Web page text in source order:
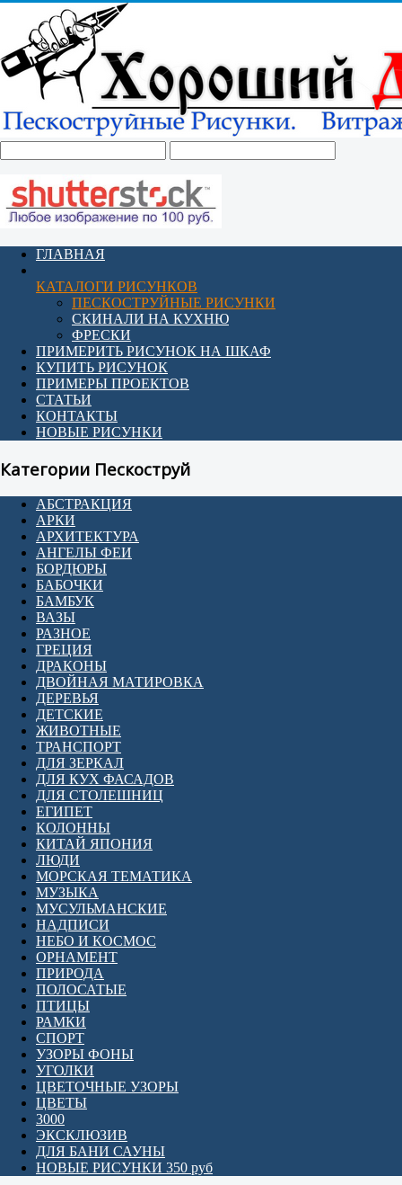
ГЛАВНАЯ
КАТАЛОГИ РИСУНКОВ
ПЕСКОСТРУЙНЫЕ РИСУНКИ
СКИНАЛИ НА КУХНЮ
ФРЕСКИ
ПРИМЕРИТЬ РИСУНОК НА ШКАФ
КУПИТЬ РИСУНОК
ПРИМЕРЫ ПРОЕКТОВ
СТАТЬИ
КОНТАКТЫ
НОВЫЕ РИСУНКИ
Категории Пескоструй
АБСТРАКЦИЯ
АРКИ
АРХИТЕКТУРА
АНГЕЛЫ ФЕИ
БОРДЮРЫ
БАБОЧКИ
БАМБУК
ВАЗЫ
РАЗНОЕ
ГРЕЦИЯ
ДРАКОНЫ
ДВОЙНАЯ МАТИРОВКА
ДЕРЕВЬЯ
ДЕТСКИЕ
ЖИВОТНЫЕ
ТРАНСПОРТ
ДЛЯ ЗЕРКАЛ
ДЛЯ КУХ ФАСАДОВ
ДЛЯ СТОЛЕШНИЦ
ЕГИПЕТ
КОЛОННЫ
КИТАЙ ЯПОНИЯ
ЛЮДИ
МОРСКАЯ ТЕМАТИКА
МУЗЫКА
МУСУЛЬМАНСКИЕ
НАДПИСИ
НЕБО И КОСМОС
ОРНАМЕНТ
ПРИРОДА
ПОЛОСАТЫЕ
ПТИЦЫ
РАМКИ
СПОРТ
УЗОРЫ ФОНЫ
УГОЛКИ
ЦВЕТОЧНЫЕ УЗОРЫ
ЦВЕТЫ
3000
ЭКСКЛЮЗИВ
ДЛЯ БАНИ САУНЫ
НОВЫЕ РИСУНКИ 350 руб